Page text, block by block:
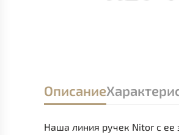
Описание
Наша линия ручек Nitor с